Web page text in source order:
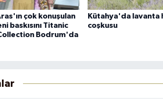
çok konuşulan
baskısını Titanic
Bodrum'da
Kütahya'da lavanta
coşkusu